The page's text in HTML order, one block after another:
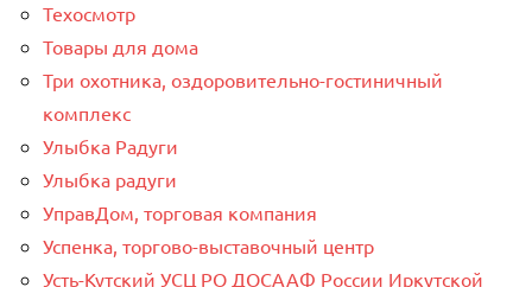
Техосмотр
Товары для дома
Три охотника, оздоровительно-гостиничный
комплекс
Улыбка Радуги
Улыбка радуги
УправДом, торговая компания
Успенка, торгово-выставочный центр
Усть-Кутский УСЦ РО ДОСААФ России Иркутской